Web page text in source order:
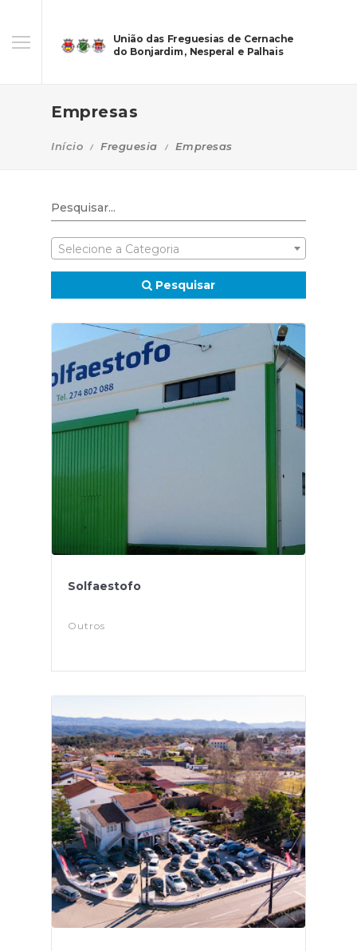
União das Freguesias de Cernache
do Bonjardim, Nesperal e Palhais
Empresas
Início Freguesia Empresas
Selecione a Categoria
Pesquisar
Solfaestofo
Outros